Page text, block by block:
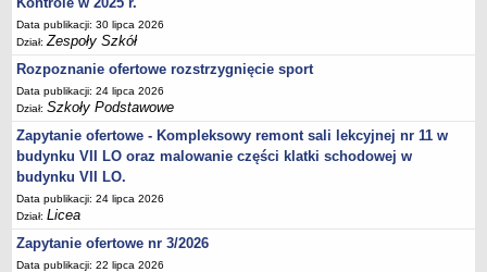
PONOWNE WYKORZYSTYWANIE
Sprawozdania
Deklaracja dostępności
DEKLARACJA DOSTĘPNOŚCI
PONOWNE WYKORZYSTYWANIE
UDOSTĘPNIANIE INFORMACJI PUBLICZNEJ
OCHRONA DANYCH OSOBOWYCH
Data publikacji: 30 lipca 2026
Dział:Zespoły Szkół
Rozpoznanie ofertowe rozstrzygnięcie sport
Data publikacji: 24 lipca 2026
Dział:Szkoły Podstawowe
Zapytanie ofertowe - Kompleksowy remont sali lekcyjnej nr 11 w
budynku VII LO oraz malowanie części klatki schodowej w
budynku VII LO.
Data publikacji: 24 lipca 2026
Dział:Licea
Zapytanie ofertowe nr 3/2026
Data publikacji: 22 lipca 2026